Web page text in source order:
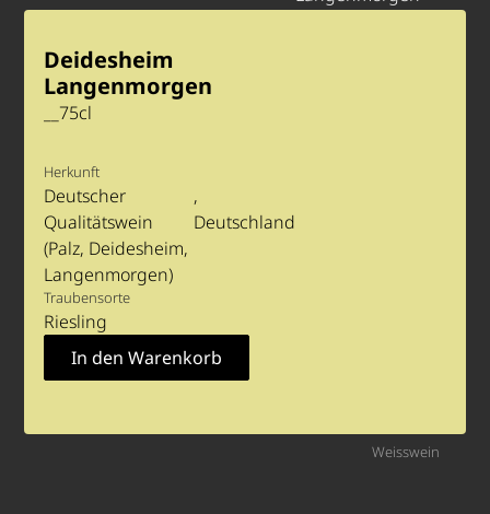
Deidesheim
Langenmorgen
75cl
Herkunft
Deutscher
Qualitätswein
(Palz, Deidesheim,
Langenmorgen)
Deutschland
Traubensorte
Riesling
Weisswein